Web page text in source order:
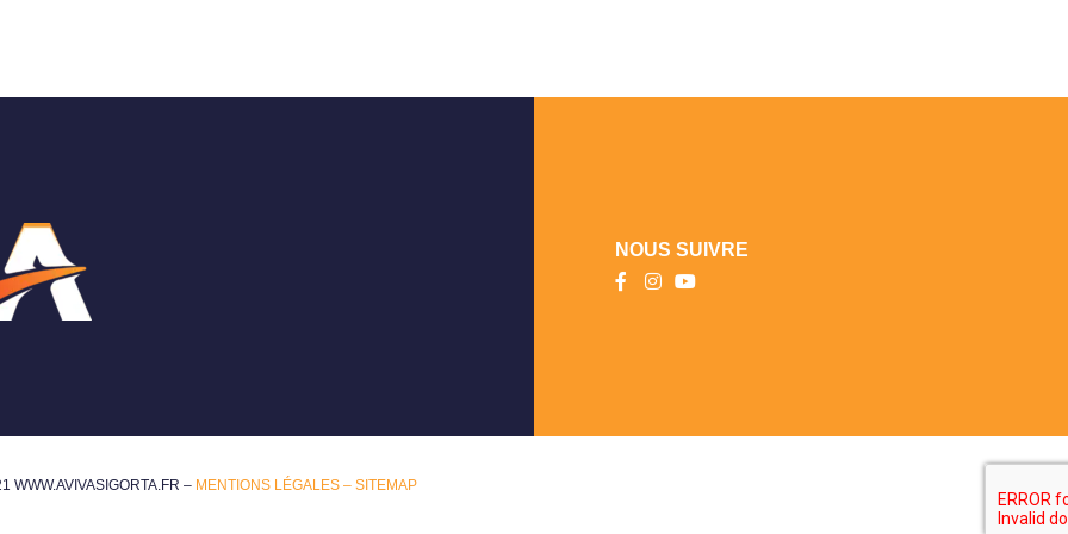
NOUS SUIVRE
WWW.AVIVASIGORTA.FR – MENTIONS LÉGALES – SITEMAP